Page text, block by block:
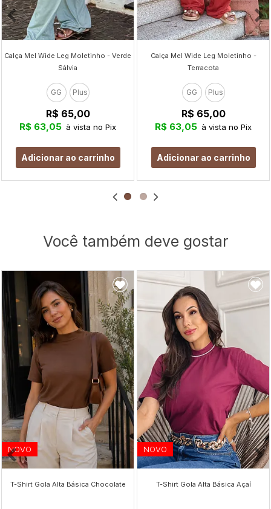
Calça Mel Wide Leg Moletinho - Verde
Sálvia
GG Plus
R$ 65,00
R$ 63,05 à vista no Pix
Adicionar ao carrinho
Calça Mel Wide Leg Moletinho -
Terracota
GG Plus
R$ 65,00
R$ 63,05 à vista no Pix
Adicionar ao carrinho
Você também deve gostar
NOVO
T-Shirt Gola Alta Básica Chocolate
NOVO
T-Shirt Gola Alta Básica Açaí